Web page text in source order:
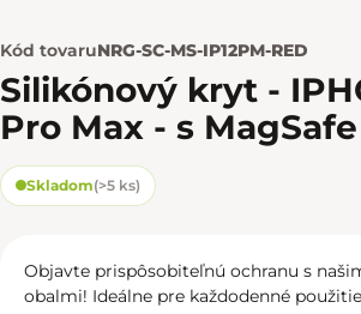
Kód tovaruNRG-SC-MS-IP12PM-RED
Silikónový kryt -
Pro Max - s
Skladom(>5 ks)
Objavte prispôsobiteľnú ochranu s
obalmi! Ideálne pre každodenné